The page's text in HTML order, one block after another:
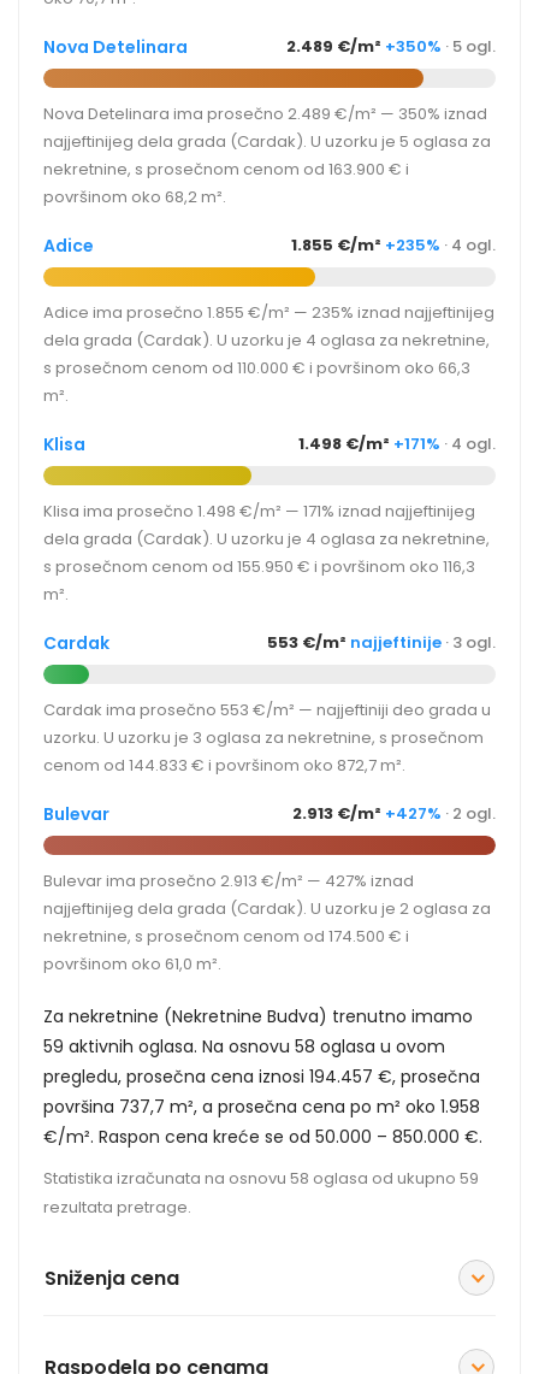
Nova Detelinara 2.489 €/m² +350% · 5 ogl.
Nova Detelinara ima prosečno 2.489 €/m² — 350% iznad
najjeftinijeg dela grada (Cardak). U uzorku je 5 oglasa za
nekretnine, s prosečnom cenom od 163.900 € i
površinom oko 68,2 m².
Adice 1.855 €/m² +235% · 4 ogl.
Adice ima prosečno 1.855 €/m² — 235% iznad najjeftinijeg
dela grada (Cardak). U uzorku je 4 oglasa za nekretnine,
s prosečnom cenom od 110.000 € i površinom oko 66,3
m².
Klisa 1.498 €/m² +171% · 4 ogl.
Klisa ima prosečno 1.498 €/m² — 171% iznad najjeftinijeg
dela grada (Cardak). U uzorku je 4 oglasa za nekretnine,
s prosečnom cenom od 155.950 € i površinom oko 116,3
m².
Cardak 553 €/m² najjeftinije · 3 ogl.
Cardak ima prosečno 553 €/m² — najjeftiniji deo grada u
uzorku. U uzorku je 3 oglasa za nekretnine, s prosečnom
cenom od 144.833 € i površinom oko 872,7 m².
Bulevar 2.913 €/m² +427% · 2 ogl.
Bulevar ima prosečno 2.913 €/m² — 427% iznad
najjeftinijeg dela grada (Cardak). U uzorku je 2 oglasa za
nekretnine, s prosečnom cenom od 174.500 € i
površinom oko 61,0 m².
Za nekretnine (Nekretnine Budva) trenutno imamo
59 aktivnih oglasa. Na osnovu 58 oglasa u ovom
pregledu, prosečna cena iznosi 194.457 €, prosečna
površina 737,7 m², a prosečna cena po m² oko 1.958
€/m². Raspon cena kreće se od 50.000 – 850.000 €.
Statistika izračunata na osnovu 58 oglasa od ukupno 59
rezultata pretrage.
Sniženja cena
Raspodela po cenama